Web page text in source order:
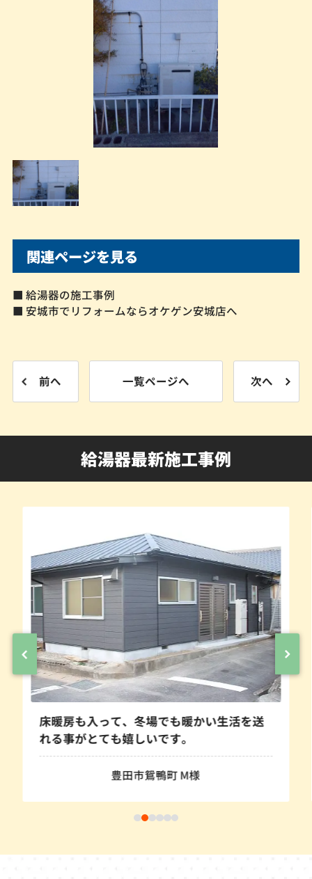
関連ページを見る
■ 給湯器の施工事例
■ 安城市でリフォームならオケゲン安城店へ
前へ 一覧ページへ 次へ
給湯器最新施工事例
床暖房も入って、冬場でも暖かい生活を送
れる事がとても嬉しいです。
豊田市鴛鴨町 M様